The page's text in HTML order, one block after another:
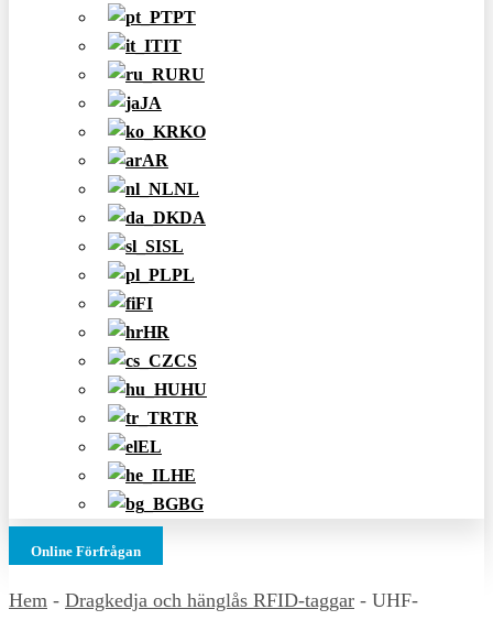
PT
IT
RU
JA
KO
AR
NL
DA
SL
PL
FI
HR
CS
HU
TR
EL
HE
BG
Online Förfrågan
Hem - Dragkedja och hänglås RFID-taggar - UHF-